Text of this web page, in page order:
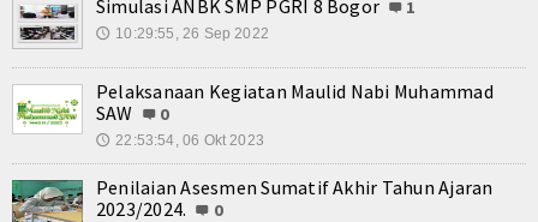
Simulasi ANBK SMP PGRI 8 Bogor 1
🕔 10:29:55, 26 Sep 2022
Pelaksanaan Kegiatan Maulid Nabi Muhammad
SAW
0
🕔 22:53:54, 06 Okt 2023
Penilaian Asesmen Sumatif Akhir Tahun Ajaran
2023/2024.
0